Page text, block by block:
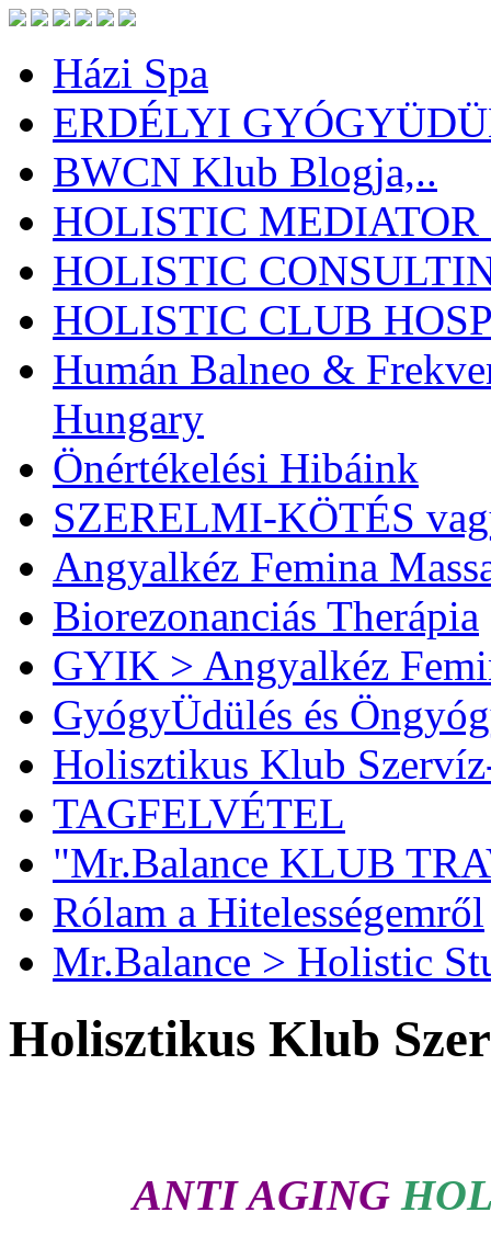
Házi Spa
ERDÉLYI
BWCN Klub Blogja,..
HOLISTIC MEDIATOR
HOLISTIC
HOLISTIC CLUB
Humán Balneo &
Hungary
Önértékelési Hibáink
SZERELMI-KÖTÉS
Angyalkéz Femina
Biorezonanciás Therápia
GYIK > Angyalkéz
GyógyÜdülés és
Holisztikus Klub
TAGFELVÉTEL
"Mr.Balance KLUB
Rólam a Hitelességemről
Mr.Balance > Holistic
Holisztikus Klub
ANTI AGING